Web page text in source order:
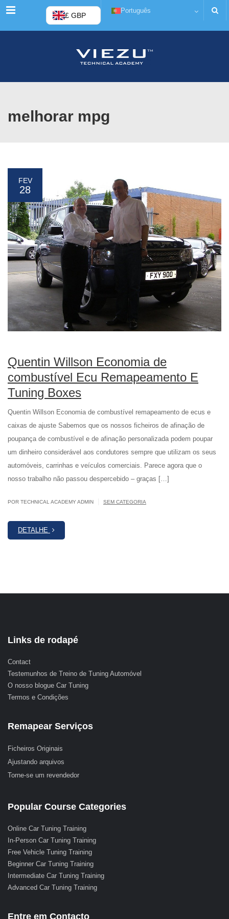
Cardápio £ GBP
Português
melhorar mpg
FEV
28
Quentin Willson Economia de
combustível Ecu Remapeamento E
Tuning Boxes
Quentin Willson Economia de combustível remapeamento de ecus e
caixas de ajuste Sabemos que os nossos ficheiros de afinação de
poupança de combustível e de afinação personalizada podem poupar
um dinheiro considerável aos condutores sempre que utilizam os seus
automóveis, carrinhas e veículos comerciais. Parece agora que o
nosso trabalho não passou despercebido – graças […]
POR TECHNICAL ACADEMY ADMIN SEM CATEGORIA
DETALHE
Links de rodapé
Contact
Testemunhos de Treino de Tuning Automóvel
O nosso blogue Car Tuning
Termos e Condições
Remapear Serviços
Ficheiros Originais
Ajustando arquivos
Torne-se um revendedor
Popular Course Categories
Online Car Tuning Training
In-Person Car Tuning Training
Free Vehicle Tuning Training
Beginner Car Tuning Training
Intermediate Car Tuning Training
Advanced Car Tuning Training
Entre em Contacto